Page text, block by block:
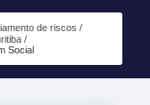
de riscos
Social